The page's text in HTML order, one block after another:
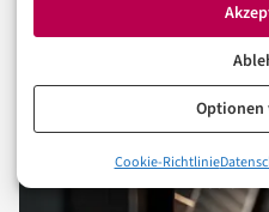
Optionen
Cookie-Richtlinie
Sponsored Post
Gastartikel
Pressemitteilung